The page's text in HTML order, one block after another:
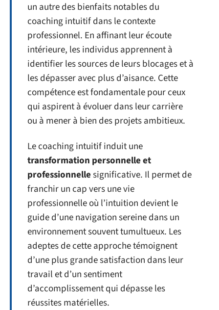
un autre des bienfaits notables du
coaching intuitif dans le contexte
professionnel. En affinant leur écoute
intérieure, les individus apprennent à
identifier les sources de leurs blocages et à
les dépasser avec plus d’aisance. Cette
compétence est fondamentale pour ceux
qui aspirent à évoluer dans leur carrière
ou à mener à bien des projets ambitieux.
Le coaching intuitif induit une
transformation personnelle et
professionnellesignificative. Il permet de
franchir un cap vers une vie
professionnelle où l’intuition devient le
guide d’une navigation sereine dans un
environnement souvent tumultueux. Les
adeptes de cette approche témoignent
d’une plus grande satisfaction dans leur
travail et d’un sentiment
d’accomplissement qui dépasse les
réussites matérielles.